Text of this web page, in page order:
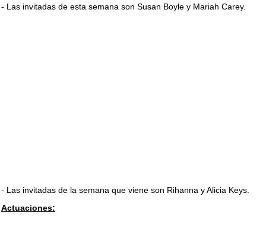
- Las invitadas de esta semana son Susan Boyle y Mariah Carey.
- Las invitadas de la semana que viene son Rihanna y Alicia Keys.
Actuaciones: